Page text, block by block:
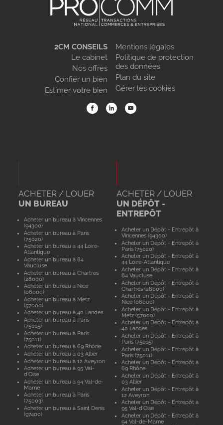
2CM CONSEILS
Le cabinet
Nos offres
Confier un bien
Estimer votre bien
Mentions légales
Politique de protection
des données
Plan du site
Gérer les cookies
ACHETER / LOUER
UN BUREAU
Acheter un bureau à Vincennes
(94300)
Acheter un bureau à Paris
(75020)
Acheter un bureau à 44 Loire-
Atlantique
Acheter un bureau à 84
Vaucluse
Acheter un bureau à Chartres
(28000)
Acheter un bureau à Nice
(06000)
Acheter un bureau à Metz
(57000)
Acheter un bureau à 40 Landes
Acheter un bureau à Paris
(75015)
Acheter un bureau à Paris
(75011)
Acheter un bureau à 69 Rhône
Acheter un bureau à 03 Allier
Acheter un bureau à 12 Aveyron
Acheter un bureau à 95 Val-
d'Oise
Acheter un bureau à 94 Val-de-
Marne
Acheter un bureau à Paris
(75003)
Acheter un bureau à Saint Denis
(97400)
ACHETER / LOUER
UN DÉPÔT -
ENTREPÔT
Acheter un Dépôt - Entrepôt à
Vincennes (94300)
Acheter un Dépôt - Entrepôt à
Paris (75020)
Acheter un Dépôt - Entrepôt à
44 Loire-Atlantique
Acheter un Dépôt - Entrepôt à
84 Vaucluse
Acheter un Dépôt - Entrepôt à
Chartres (28000)
Acheter un Dépôt - Entrepôt à
Nice (06000)
Acheter un Dépôt - Entrepôt à
Metz (57000)
Acheter un Dépôt - Entrepôt à
40 Landes
Acheter un Dépôt - Entrepôt à
Paris (75015)
Acheter un Dépôt - Entrepôt à
Paris (75011)
Acheter un Dépôt - Entrepôt à
69 Rhône
Acheter un Dépôt - Entrepôt à
03 Allier
Acheter un Dépôt - Entrepôt à
12 Aveyron
Acheter un Dépôt - Entrepôt à
95 Val-d'Oise
Acheter un Dépôt - Entrepôt à
94 Val-de-Marne